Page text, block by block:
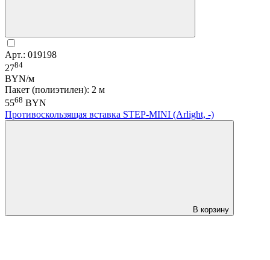
Арт.: 019198
2784
BYN/м
Пакет (полиэтилен): 2 м
5568 BYN
Противоскользящая вставка STEP-MINI (Arlight, -)
В корзину